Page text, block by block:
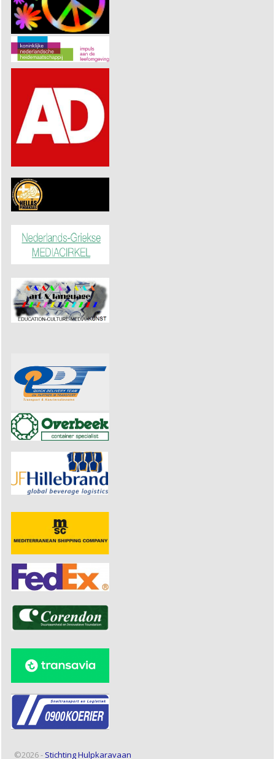
©2026 - Stichting Hulpkaravaan